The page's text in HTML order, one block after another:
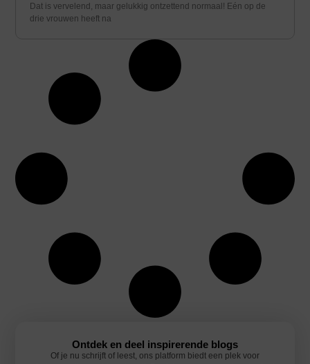
Dat is vervelend, maar gelukkig ontzettend normaal! Eén op de
drie vrouwen heeft na
Ontdek en deel inspirerende blogs
Of je nu schrijft of leest, ons platform biedt een plek voor